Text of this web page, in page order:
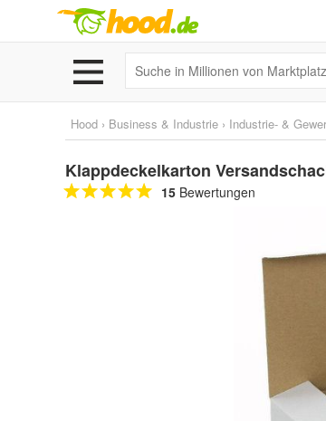
Hood › Business & Industrie › Industrie- &
Klappdeckelkarton
15 Bewertungen